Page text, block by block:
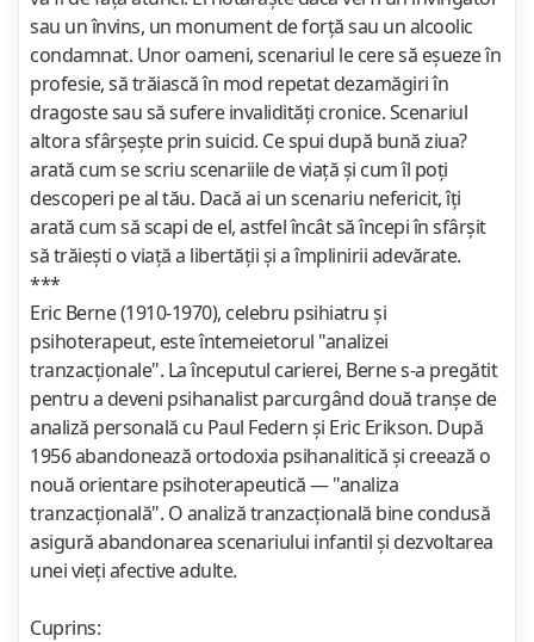
sau un învins, un monument de forţă sau un alcoolic
condamnat. Unor oameni, scenariul le cere să eşueze în
profesie, să trăiască în mod repetat dezamăgiri în
dragoste sau să sufere invalidităţi cronice. Scenariul
altora sfârşeşte prin suicid. Ce spui după bună ziua?
arată cum se scriu scenariile de viaţă şi cum îl poţi
descoperi pe al tău. Dacă ai un scenariu nefericit, îţi
arată cum să scapi de el, astfel încât să începi în sfârşit
să trăieşti o viaţă a libertăţii şi a împlinirii adevărate.
***
Eric Berne (1910-1970), celebru psihiatru şi
psihoterapeut, este întemeietorul "analizei
tranzacţionale". La începutul carierei, Berne s-a pregătit
pentru a deveni psihanalist parcurgând două tranşe de
analiză personală cu Paul Federn şi Eric Erikson. După
1956 abandonează ortodoxia psihanalitică şi creează o
nouă orientare psihoterapeutică — "analiza
tranzacţională". O analiză tranzacţională bine condusă
asigură abandonarea scenariului infantil şi dezvoltarea
unei vieţi afective adulte.
Cuprins: